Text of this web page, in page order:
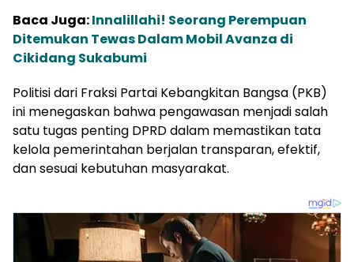
Baca Juga:Innalillahi! Seorang Perempuan
Ditemukan Tewas Dalam Mobil Avanza di
Cikidang Sukabumi
Politisi dari Fraksi Partai Kebangkitan Bangsa (PKB)
ini menegaskan bahwa pengawasan menjadi salah
satu tugas penting DPRD dalam memastikan tata
kelola pemerintahan berjalan transparan, efektif,
dan sesuai kebutuhan masyarakat.